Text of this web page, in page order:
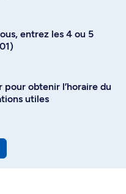
entrez les 4 ou 5
obtenir l’horaire du
utiles